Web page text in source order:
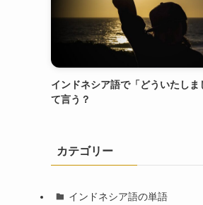
インドネシア語で「どういたしま
て言う？
カテゴリー
インドネシア語の単語